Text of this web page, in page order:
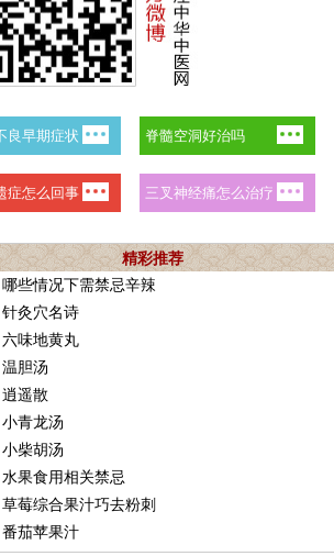
精彩推荐
哪些情况下需禁忌辛辣
针灸穴名诗
六味地黄丸
温胆汤
逍遥散
小青龙汤
小柴胡汤
水果食用相关禁忌
草莓综合果汁巧去粉刺
番茄苹果汁